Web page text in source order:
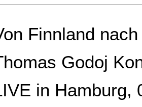
Finnland
Godoj
in Hamburg,